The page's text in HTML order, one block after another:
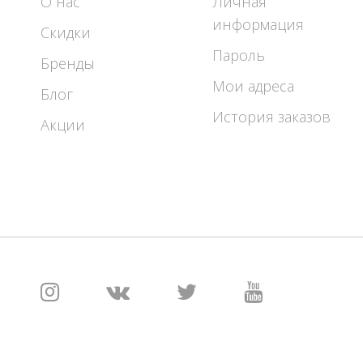
Скидки
Бренды
Блог
Акции
информация
Пароль
Мои адреса
История заказов